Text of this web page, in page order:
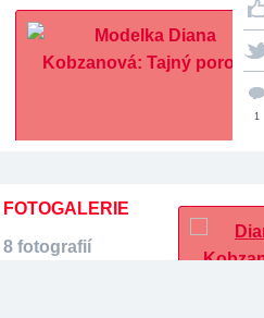
1
FOTOGALERIE
8 fotografií